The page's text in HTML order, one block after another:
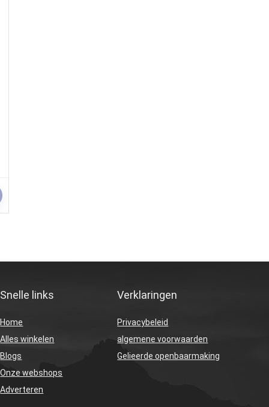
Snelle links
Home
Alles winkelen
Blogs
Onze webshops
Adverteren
Verklaringen
Privacybeleid
algemene voorwaarden
Gelieerde openbaarmaking